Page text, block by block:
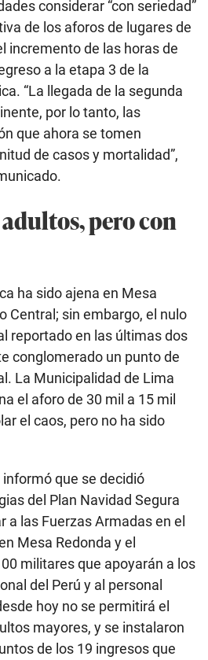
considerar “con seriedad”
de los aforos de lugares de
incremento de las horas de
a la etapa 3 de la
“La llegada de la segunda
por lo tanto, las
que ahora se tomen
de casos y mortalidad”,
pero con
ha sido ajena en Mesa
Central; sin embargo, el nulo
reportado en las últimas dos
conglomerado un punto de
La Municipalidad de Lima
el aforo de 30 mil a 15 mil
el caos, pero no ha sido
que se decidió
del Plan Navidad Segura
a las Fuerzas Armadas en el
Mesa Redonda y el
militares que apoyarán a los
del Perú y al personal
hoy no se permitirá el
mayores, y se instalaron
de los 19 ingresos que